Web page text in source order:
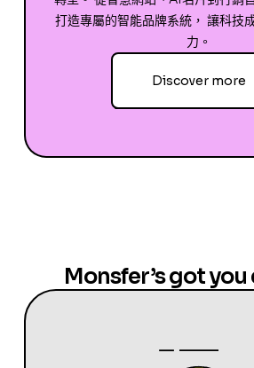
打造專屬的智能品牌系統， 讓科技
力。
Discover more
Monsfer’s got